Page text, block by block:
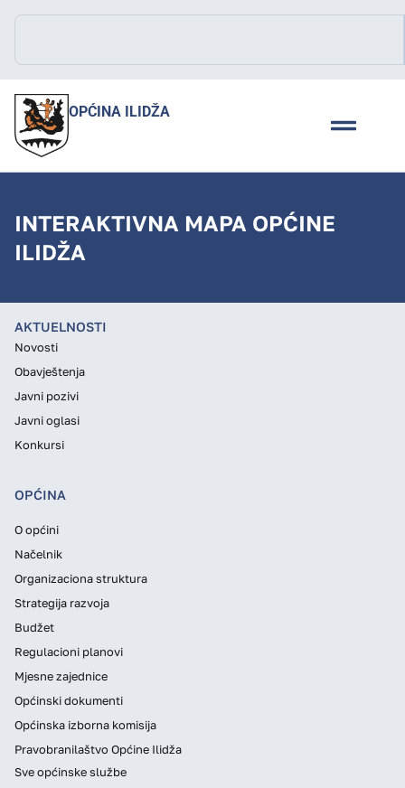
OPĆINA ILIDŽA
INTERAKTIVNA MAPA OPĆINE
ILIDŽA
AKTUELNOSTI
Novosti
Obavještenja
Javni pozivi
Javni oglasi
Konkursi
OPĆINA
O općini
Načelnik
Organizaciona struktura
Strategija razvoja
Budžet
Regulacioni planovi
Mjesne zajednice
Općinski dokumenti
Općinska izborna komisija
Pravobranilaštvo Općine Ilidža
Sve općinske službe